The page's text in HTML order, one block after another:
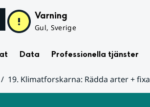
Varning
Gul, Sverige
Data Professionella tjänster
19. Klimatforskarna: Rädda arter +